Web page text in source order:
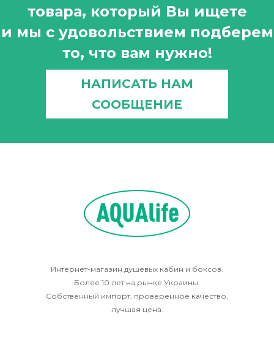
товара, который Вы ищете
и мы с удовольствием подберем
то, что вам нужно!
НАПИСАТЬ НАМ
СООБЩЕНИЕ
Интернет-магазин душевых кабин и боксов.
Более 10 лет на рынке Украины.
Собственный импорт, проверенное качество,
лучшая цена.